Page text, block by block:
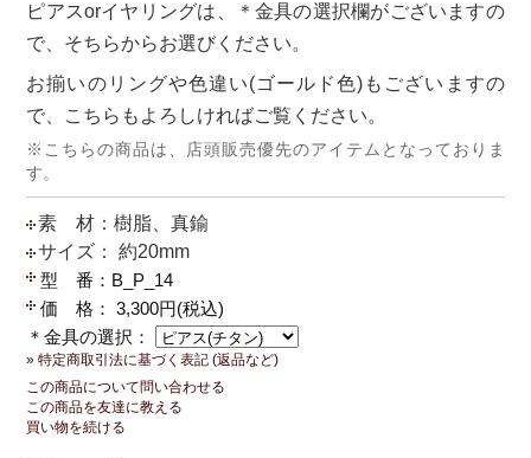
ピアスorイヤリングは、＊金具の選択欄がございますの
で、そちらからお選びください。
お揃いのリングや色違い(ゴールド色)もございますの
で、こちらもよろしければご覧ください。
※こちらの商品は、店頭販売優先のアイテムとなっておりま
す。
素 材：樹脂、真鍮
サイズ： 約20mm
型 番：B_P_14
価 格： 3,300円(税込)
＊金具の選択：
» 特定商取引法に基づく表記 (返品など)
この商品について問い合わせる
この商品を友達に教える
買い物を続ける